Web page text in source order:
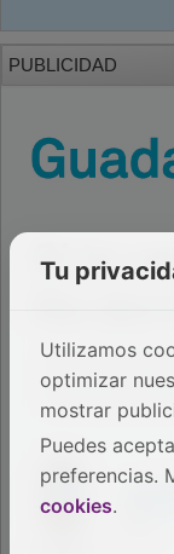
PUBLICIDAD
Tu
Utilizamos
optimizar
mostrar
Puedes
preferencias.
cookies.